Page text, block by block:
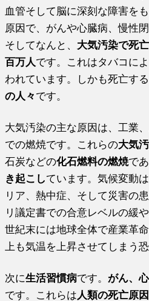
血管そして脳に深刻な障害を
原因で、がんや心臓病、慢性
そしてなんと、 大気汚染で死
百万人です。これはタバコに
われています。しかも死亡す
の人々 です。
大気汚染の主な原因は、工業
での燃焼です。これらの大気
石炭などの化石燃料の燃焼で
き起こしています。気候変動
リア、熱中症、そして災害の
リ議定書での合意レベルの緩
世紀末には地球全体で産業革
上も気温を上昇させてしまう
次に生活習慣病です。がん、
です。これらは 人類の死亡原